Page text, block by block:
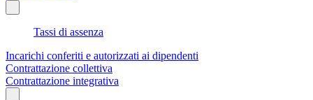
Tassi di assenza
Incarichi conferiti e autorizzati ai dipendenti
Contrattazione collettiva
Contrattazione integrativa